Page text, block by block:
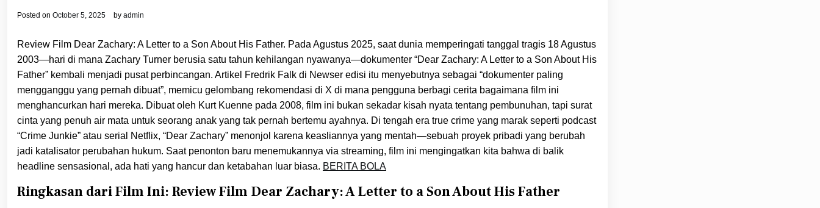
Posted on October 5, 2025 by admin
Review Film Dear Zachary: A Letter to a Son About His Father. Pada Agustus 2025, saat dunia memperingati tanggal tragis 18 Agustus
2003—hari di mana Zachary Turner berusia satu tahun kehilangan nyawanya—dokumenter “Dear Zachary: A Letter to a Son About His
Father” kembali menjadi pusat perbincangan. Artikel Fredrik Falk di Newser edisi itu menyebutnya sebagai “dokumenter paling
mengganggu yang pernah dibuat”, memicu gelombang rekomendasi di X di mana pengguna berbagi cerita bagaimana film ini
menghancurkan hari mereka. Dibuat oleh Kurt Kuenne pada 2008, film ini bukan sekadar kisah nyata tentang pembunuhan, tapi surat
cinta yang penuh air mata untuk seorang anak yang tak pernah bertemu ayahnya. Di tengah era true crime yang marak seperti podcast
“Crime Junkie” atau serial Netflix, “Dear Zachary” menonjol karena keasliannya yang mentah—sebuah proyek pribadi yang berubah
jadi katalisator perubahan hukum. Saat penonton baru menemukannya via streaming, film ini mengingatkan kita bahwa di balik
headline sensasional, ada hati yang hancur dan ketabahan luar biasa. BERITA BOLA
Ringkasan dari Film Ini: Review Film Dear Zachary: A Letter to a Son About His Father